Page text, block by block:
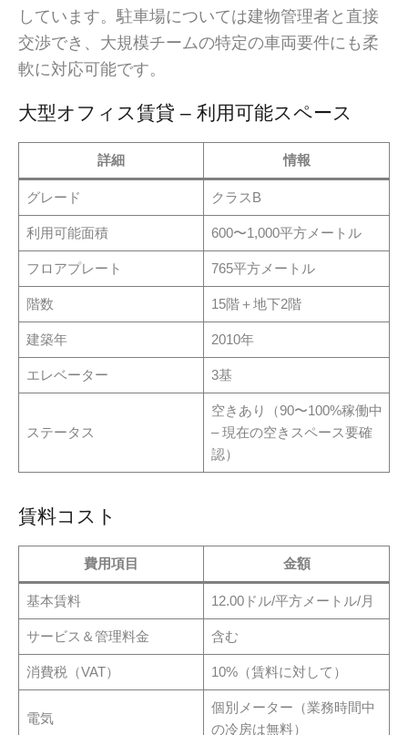
しています。駐車場については建物管理者と直接
交渉でき、大規模チームの特定の車両要件にも柔
軟に対応可能です。
大型オフィス賃貸 – 利用可能スペース
詳細 情報
グレード クラスB
利用可能面積 600〜1,000平方メートル
フロアプレート 765平方メートル
階数 15階＋地下2階
建築年 2010年
エレベーター 3基
ステータス
空きあり（90〜100%稼働中
– 現在の空きスペース要確
認）
賃料コスト
費用項目 金額
基本賃料 12.00ドル/平方メートル/月
サービス＆管理料金 含む
消費税（VAT） 10%（賃料に対して）
電気
個別メーター（業務時間中
の冷房は無料）